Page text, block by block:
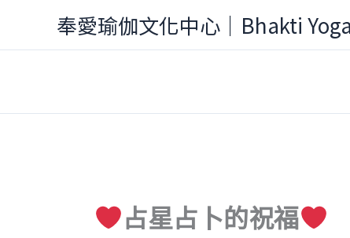
主
容
奉愛瑜伽文化中心｜Bhakti Yoga
占星占卜的祝福